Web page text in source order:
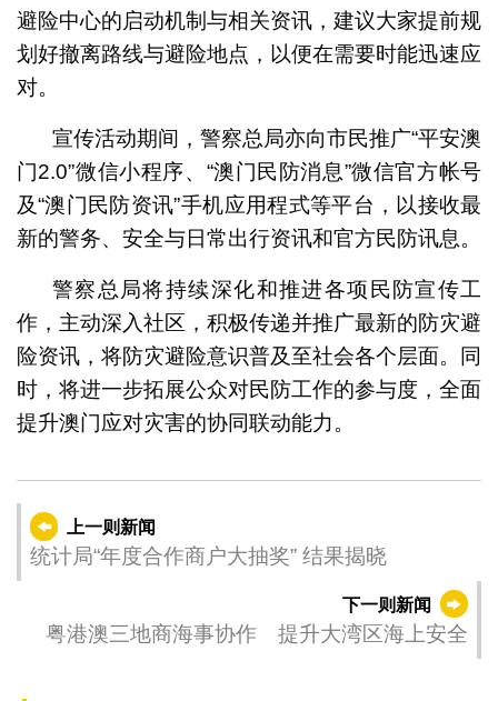
避险中心的启动机制与相关资讯，建议大家提前规
划好撤离路线与避险地点，以便在需要时能迅速应
对。
宣传活动期间，警察总局亦向市民推广“平安澳
门2.0”微信小程序、“澳门民防消息”微信官方帐号
及“澳门民防资讯”手机应用程式等平台，以接收最
新的警务、安全与日常出行资讯和官方民防讯息。
警察总局将持续深化和推进各项民防宣传工
作，主动深入社区，积极传递并推广最新的防灾避
险资讯，将防灾避险意识普及至社会各个层面。同
时，将进一步拓展公众对民防工作的参与度，全面
提升澳门应对灾害的协同联动能力。
上一则新闻
统计局“年度合作商户大抽奖” 结果揭晓
下一则新闻
粤港澳三地商海事协作 提升大湾区海上安全